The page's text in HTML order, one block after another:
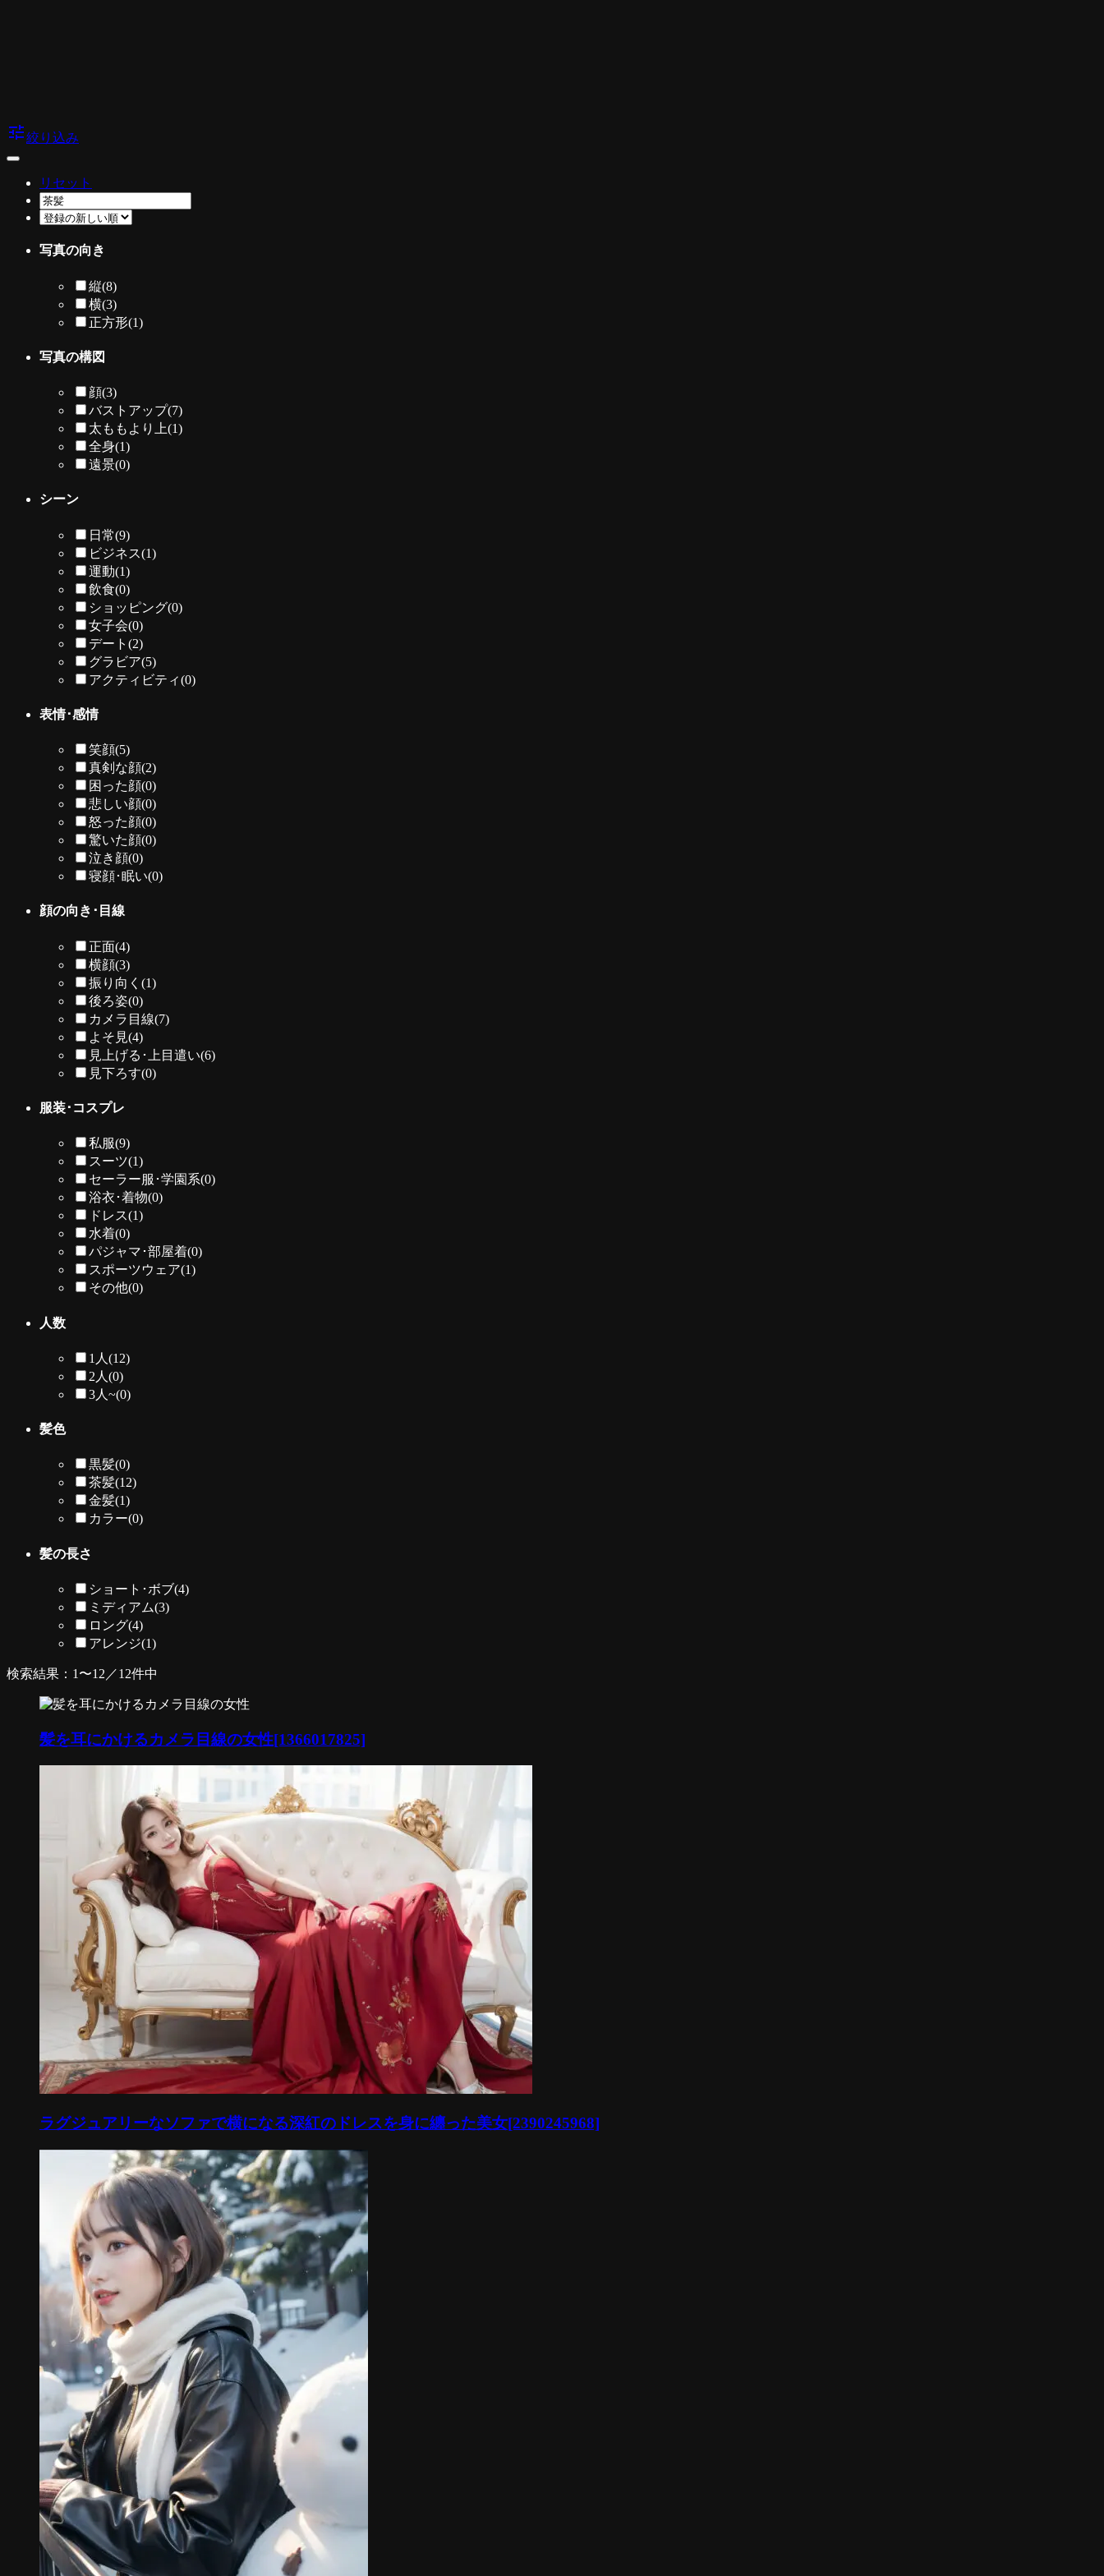
tune絞り込み
リセット
写真の向き
縦(8)
横(3)
正方形(1)
写真の構図
顔(3)
バストアップ(7)
太ももより上(1)
全身(1)
遠景(0)
シーン
日常(9)
ビジネス(1)
運動(1)
飲食(0)
ショッピング(0)
女子会(0)
デート (2)
グラビア(5)
アクティビティ(0)
表情･感情
笑顔(5)
真剣な顔(2)
困った顔(0)
悲しい顔(0)
怒った顔(0)
驚いた顔(0)
泣き顔(0)
寝顔･眠い(0)
顔の向き･目線
正面(4)
横顔(3)
振り向く (1)
後ろ姿(0)
カメラ目線(7)
よそ見(4)
見上げる･上目遣い(6)
見下ろす(0)
服装･コスプレ
私服(9)
スーツ(1)
セーラー服･学園系(0)
浴衣･着物(0)
ドレス(1)
水着(0)
パジャマ･部屋着(0)
スポーツウェア(1)
その他(0)
人数
1人 (12)
2人 (0)
3人~(0)
髪色
黒髪(0)
茶髪(12)
金髪(1)
カラー(0)
髪の長さ
ショート･ボブ(4)
ミディアム(3)
ロング(4)
アレンジ(1)
検索結果：1〜12／12件中
髪を耳にかけるカメラ目線の女性[1366017825]
ラグジュアリーなソファで横になる深紅のドレスを身に纏った美女[2390245968]